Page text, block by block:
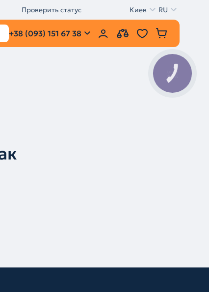
Проверить статус Киев RU
+38 (093) 151 67 38
КНОПКА
ЗВ'ЯЗКУ